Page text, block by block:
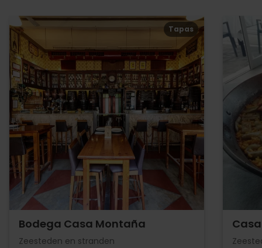
Bodega Casa Montaña
Zeesteden en stranden
Tapas